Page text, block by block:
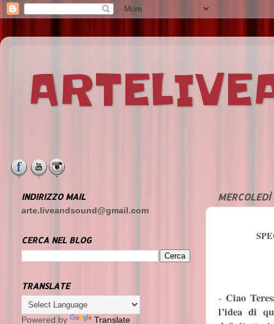
- Ciao
l’idea di
INDIRIZZO MAIL
arte.liveandsound@gmail.com
CERCA NEL BLOG
TRANSLATE
Powered by Translate